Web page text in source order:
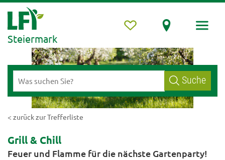
Steiermark
Suche
< zurück zur Trefferliste
Grill & Chill
Feuer und Flamme für die nächste Gartenparty!